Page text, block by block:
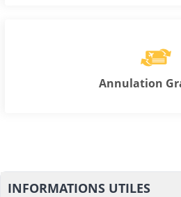
Annulation
INFORMATIONS UTILES